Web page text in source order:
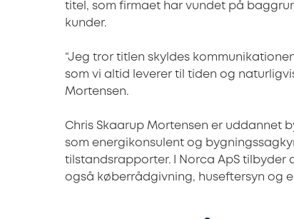
titel, som firmaet har vundet på
kunder.
“Jeg tror titlen skyldes
som vi altid leverer til tiden og
Mortensen.
Chris Skaarup Mortensen er uddannet
som energikonsulent og
tilstandsrapporter. I Norca ApS
også køberrådgivning, huseftersyn og